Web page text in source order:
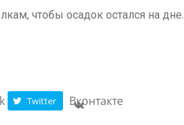
чтобы осадок остался на дне.
Twitter Вконтакте